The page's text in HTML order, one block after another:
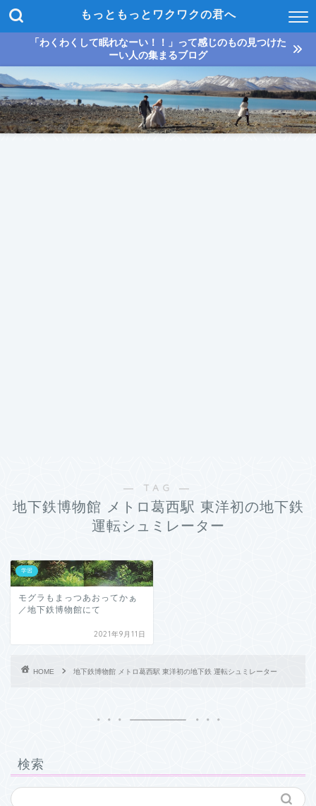
もっともっとワクワクの君へ
「わくわくして眠れなーい！！」って感じのもの見つけた
ーい人の集まるブログ
― TAG ―
地下鉄博物館 メトロ葛西駅 東洋初の地下鉄
運転シュミレーター
学習
モグラもまっつあおってかぁ
／地下鉄博物館にて
2021年9月11日
HOME 地下鉄博物館 メトロ葛西駅 東洋初の地下鉄 運転シュミレーター
検索